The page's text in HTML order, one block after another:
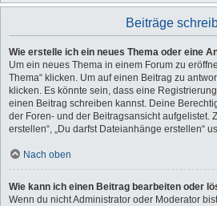
Beiträge
Wie erstelle ich ein neues Thema oder eine
Um ein neues Thema in einem Forum zu
Thema“ klicken. Um auf einen Beitrag zu
klicken. Es könnte sein, dass eine
einen Beitrag schreiben kannst. Deine
der Foren- und der Beitragsansicht aufgelistet.
erstellen“, „Du darfst Dateianhänge erstellen“
Nach oben
Wie kann ich einen Beitrag bearbeiten oder
Wenn du nicht Administrator oder Moderator